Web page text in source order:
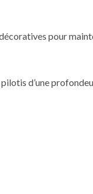
pour
d’une